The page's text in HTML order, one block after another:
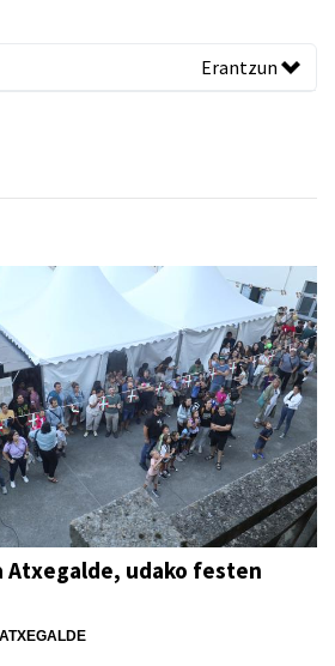
Erantzun
Atxegalde, udako festen
ATXEGALDE